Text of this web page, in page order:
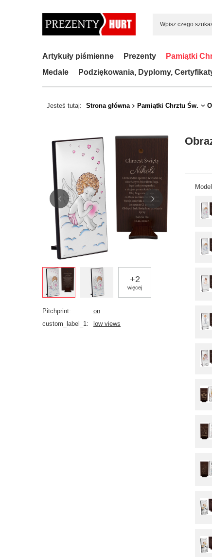
Artykuły piśmienne Prezenty Pamiątki
Medale
Podziękowania, Dyplomy,
Jesteś tutaj: Strona główna Pamiątki Chrztu Św.
+2
więcej
Model
Pitchprint
on
custom_label_1
low views